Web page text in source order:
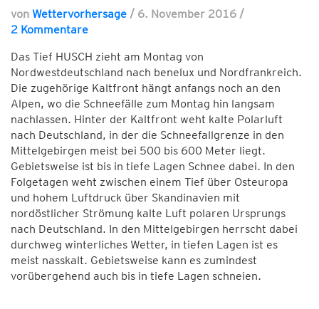
von Wettervorhersage / 6. November 2016 /
2 Kommentare
Das Tief HUSCH zieht am Montag von
Nordwestdeutschland nach benelux und Nordfrankreich.
Die zugehörige Kaltfront hängt anfangs noch an den
Alpen, wo die Schneefälle zum Montag hin langsam
nachlassen. Hinter der Kaltfront weht kalte Polarluft
nach Deutschland, in der die Schneefallgrenze in den
Mittelgebirgen meist bei 500 bis 600 Meter liegt.
Gebietsweise ist bis in tiefe Lagen Schnee dabei. In den
Folgetagen weht zwischen einem Tief über Osteuropa
und hohem Luftdruck über Skandinavien mit
nordöstlicher Strömung kalte Luft polaren Ursprungs
nach Deutschland. In den Mittelgebirgen herrscht dabei
durchweg winterliches Wetter, in tiefen Lagen ist es
meist nasskalt. Gebietsweise kann es zumindest
vorübergehend auch bis in tiefe Lagen schneien.